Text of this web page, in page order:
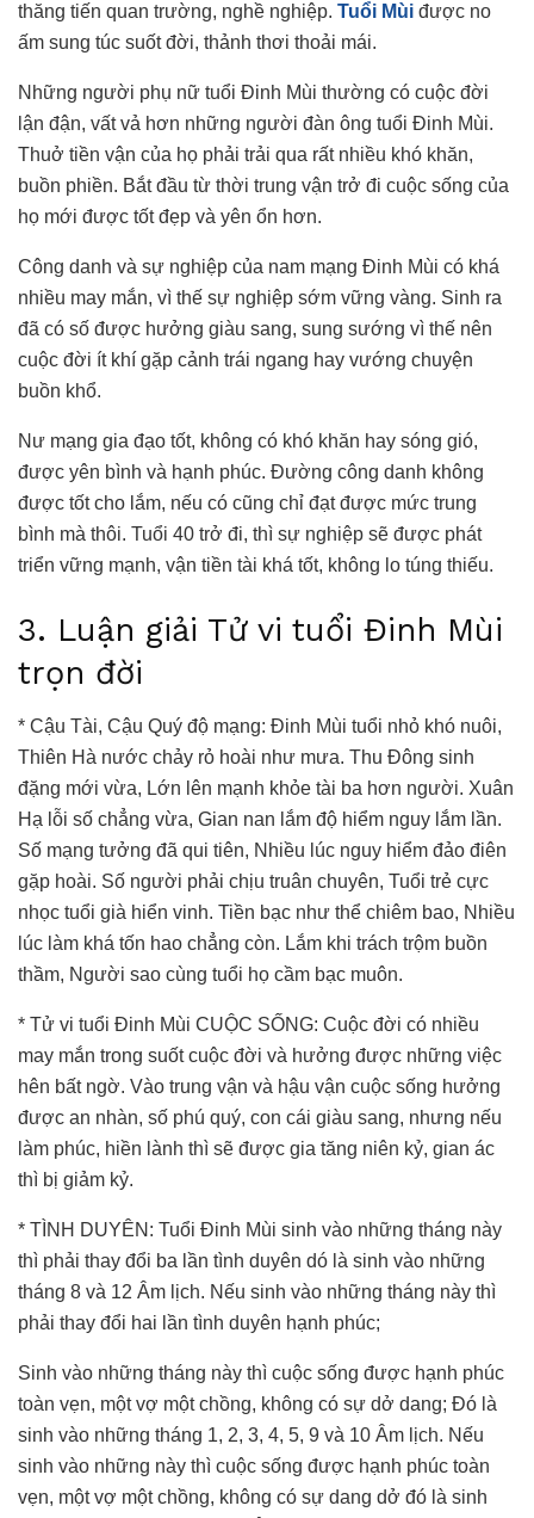
thăng tiến quan trường, nghề nghiệp. Tuổi Mùi được no
ấm sung túc suốt đời, thảnh thơi thoải mái.
Những người phụ nữ tuổi Đinh Mùi thường có cuộc đời
lận đận, vất vả hơn những người đàn ông tuổi Đinh Mùi.
Thuở tiền vận của họ phải trải qua rất nhiều khó khăn,
buồn phiền. Bắt đầu từ thời trung vận trở đi cuộc sống của
họ mới được tốt đẹp và yên ổn hơn.
Công danh và sự nghiệp của nam mạng Đinh Mùi có khá
nhiều may mắn, vì thế sự nghiệp sớm vững vàng. Sinh ra
đã có số được hưởng giàu sang, sung sướng vì thế nên
cuộc đời ít khí gặp cảnh trái ngang hay vướng chuyện
buồn khổ.
Nư mạng gia đạo tốt, không có khó khăn hay sóng gió,
được yên bình và hạnh phúc. Đường công danh không
được tốt cho lắm, nếu có cũng chỉ đạt được mức trung
bình mà thôi. Tuổi 40 trở đi, thì sự nghiệp sẽ được phát
triển vững mạnh, vận tiền tài khá tốt, không lo túng thiếu.
3. Luận giải Tử vi tuổi Đinh Mùi
trọn đời
* Cậu Tài, Cậu Quý độ mạng: Đinh Mùi tuổi nhỏ khó nuôi,
Thiên Hà nước chảy rỏ hoài như mưa. Thu Đông sinh
đặng mới vừa, Lớn lên mạnh khỏe tài ba hơn người. Xuân
Hạ lỗi số chẳng vừa, Gian nan lắm độ hiểm nguy lắm lần.
Số mạng tưởng đã qui tiên, Nhiều lúc nguy hiểm đảo điên
gặp hoài. Số người phải chịu truân chuyên, Tuổi trẻ cực
nhọc tuổi già hiển vinh. Tiền bạc như thể chiêm bao, Nhiều
lúc làm khá tốn hao chẳng còn. Lắm khi trách trộm buồn
thầm, Người sao cùng tuổi họ cầm bạc muôn.
* Tử vi tuổi Đinh Mùi CUỘC SỐNG: Cuộc đời có nhiều
may mắn trong suốt cuộc đời và hưởng được những việc
hên bất ngờ. Vào trung vận và hậu vận cuộc sống hưởng
được an nhàn, số phú quý, con cái giàu sang, nhưng nếu
làm phúc, hiền lành thì sẽ được gia tăng niên kỷ, gian ác
thì bị giảm kỷ.
* TÌNH DUYÊN: Tuổi Đinh Mùi sinh vào những tháng này
thì phải thay đổi ba lần tình duyên dó là sinh vào những
tháng 8 và 12 Âm lịch. Nếu sinh vào những tháng này thì
phải thay đổi hai lần tình duyên hạnh phúc;
Sinh vào những tháng này thì cuộc sống được hạnh phúc
toàn vẹn, một vợ một chồng, không có sự dở dang; Đó là
sinh vào những tháng 1, 2, 3, 4, 5, 9 và 10 Âm lịch. Nếu
sinh vào những này thì cuộc sống được hạnh phúc toàn
vẹn, một vợ một chồng, không có sự dang dở đó là sinh